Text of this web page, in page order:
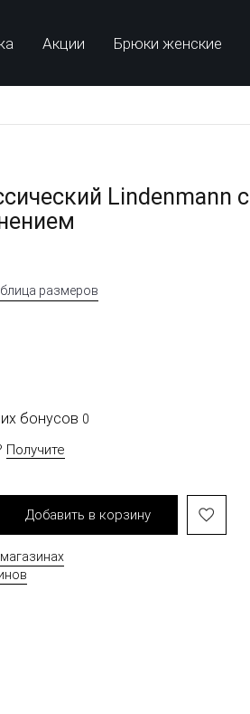
Акции Брюки женские
Lindenmann с
размеров
бонусов 0
Получите
Добавить в корзину